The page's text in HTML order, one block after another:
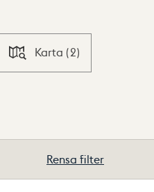
Karta (2)
Rensa filter